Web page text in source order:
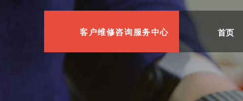
客户维修咨询服务中心 首页